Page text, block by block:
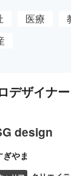
医療
デザイナー
design
ぎやま